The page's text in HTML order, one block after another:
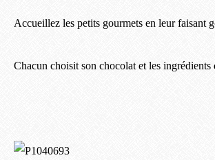
Accueillez les petits gourmets en leur faisant
Chacun choisit son chocolat et les